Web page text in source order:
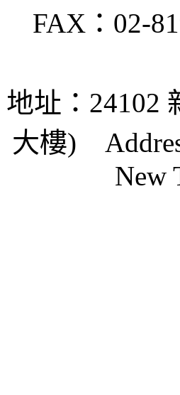
FAX：02-
地址：24102
大樓)
New